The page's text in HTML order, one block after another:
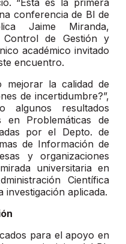
“Esta es la primera
conferencia de BI de
Jaime Miranda,
de Gestión y
académico invitado
encuentro.
mejorar la calidad de
de incertidumbre?”,
algunos resultados
en Problemáticas de
por el Depto. de
de Información de
y organizaciones
universitaria en
Científica
investigación aplicada.
para el apoyo en